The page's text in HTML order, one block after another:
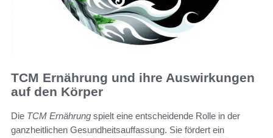
TCM Ernährung und ihre Auswirkungen
auf den Körper
Die TCM Ernährung spielt eine entscheidende Rolle in der
ganzheitlichen Gesundheitsauffassung. Sie fördert ein